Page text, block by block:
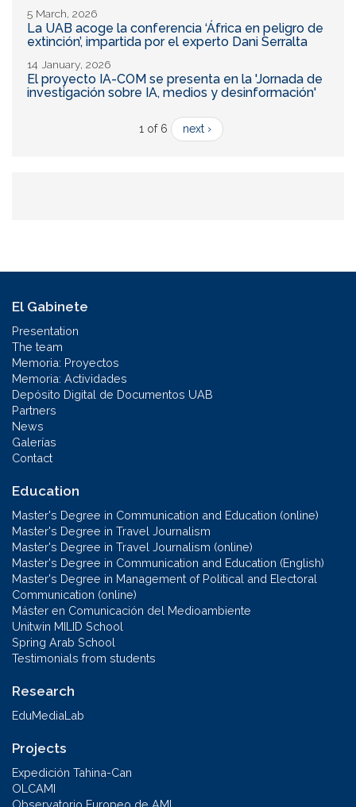
5 March, 2026
La UAB acoge la conferencia ‘África en peligro de
extinción’, impartida por el experto Dani Serralta
14 January, 2026
El proyecto IA-COM se presenta en la 'Jornada de
investigación sobre IA, medios y desinformación'
1 of 6 next ›
El Gabinete
Presentation
The team
Memoria: Proyectos
Memoria: Actividades
Depósito Digital de Documentos UAB
Partners
News
Galerías
Contact
Education
Master's Degree in Communication and Education (online)
Master's Degree in Travel Journalism
Master's Degree in Travel Journalism (online)
Master's Degree in Communication and Education (English)
Master's Degree in Management of Political and Electoral
Communication (online)
Máster en Comunicación del Medioambiente
Unitwin MILID School
Spring Arab School
Testimonials from students
Research
EduMediaLab
Projects
Expedición Tahina-Can
OLCAMI